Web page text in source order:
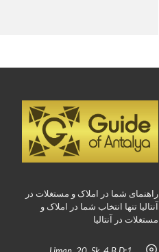
راهنمای شما در املاک و مستغلات در
آنتالیا تنها انتخاب شما در املاک و
مستغلات در آنتالیا